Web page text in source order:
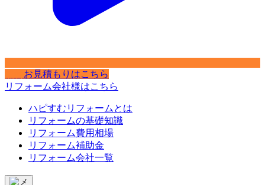
お見積もりはこちら
リフォーム会社様はこちら
ハピすむリフォームとは
リフォームの基礎知識
リフォーム費用相場
リフォーム補助金
リフォーム会社一覧